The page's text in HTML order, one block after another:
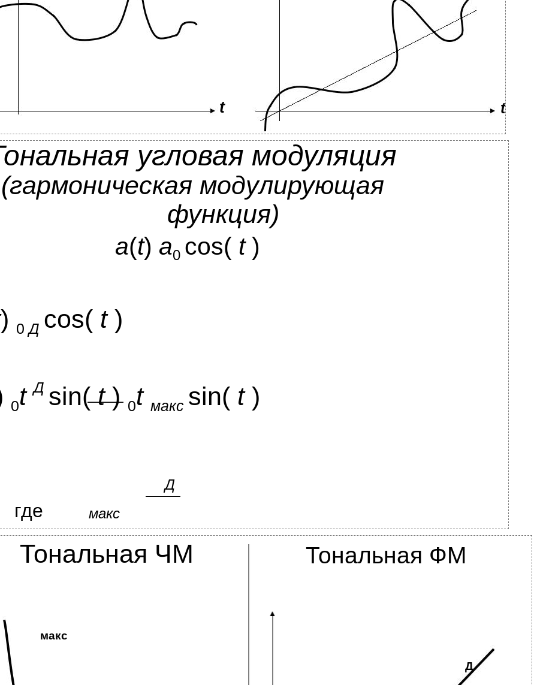
t t
угловая модуляция
(гармоническая модулирующая
функция)
a(t) a0 cos( t)
) 0Д cos( t )
0tД sin(t) 0t макс sin( t )
Д
где макс
Тональная ЧМ Тональная ФМ
макс
Д